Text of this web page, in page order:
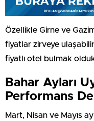
Özellikle Girne ve
fiyatlar zirveye
fiyatlı otel bulmak
Bahar Ayları
Performans
Mart, Nisan ve Mayıs